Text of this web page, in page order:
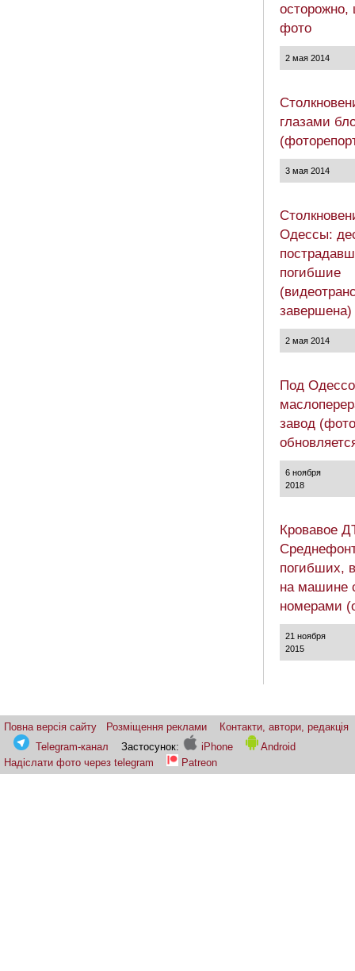
фото
2 мая 2014
глазами
3 мая 2014
Одессы:
погибшие
завершена)
2 мая 2014
Под
завод
6 ноября
2018
Кровавое
погибших,
на машине
номерами
21 ноября
2015
Повна версія сайту Розміщення реклами
Контакти, автори, редакція
Telegram-канал
Застосунок: iPhone
Android
Надіслати фото через telegram
Patreon